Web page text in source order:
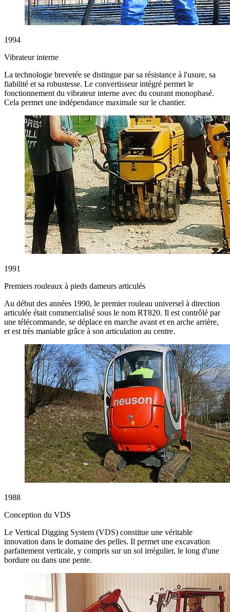
1994
Vibrateur interne
La technologie brevetée se distingue par sa résistance à l'usure, sa
fiabilité et sa robustesse. Le convertisseur intégré permet le
fonctionnement du vibrateur interne avec du courant monophasé.
Cela permet une indépendance maximale sur le chantier.
1991
Premiers rouleaux à pieds dameurs articulés
Au début des années 1990, le premier rouleau universel à direction
articulée était commercialisé sous le nom RT820. Il est contrôlé par
une télécommande, se déplace en marche avant et en arche arrière,
et est très maniable grâce à son articulation au centre.
1988
Conception du VDS
Le Vertical Digging System (VDS) constitue une véritable
innovation dans le domaine des pelles. Il permet une excavation
parfaitement verticale, y compris sur un sol irrégulier, le long d'une
bordure ou dans une pente.